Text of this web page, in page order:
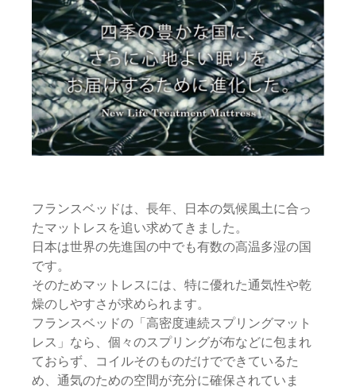
フランスベッドは、長年、日本の気候風土に合っ
たマットレスを追い求めてきました。
日本は世界の先進国の中でも有数の高温多湿の国
です。
そのためマットレスには、特に優れた通気性や乾
燥のしやすさが求められます。
フランスベッドの「高密度連続スプリングマット
レス」なら、個々のスプリングが布などに包まれ
ておらず、コイルそのものだけでできているた
め、通気のための空間が充分に確保されていま